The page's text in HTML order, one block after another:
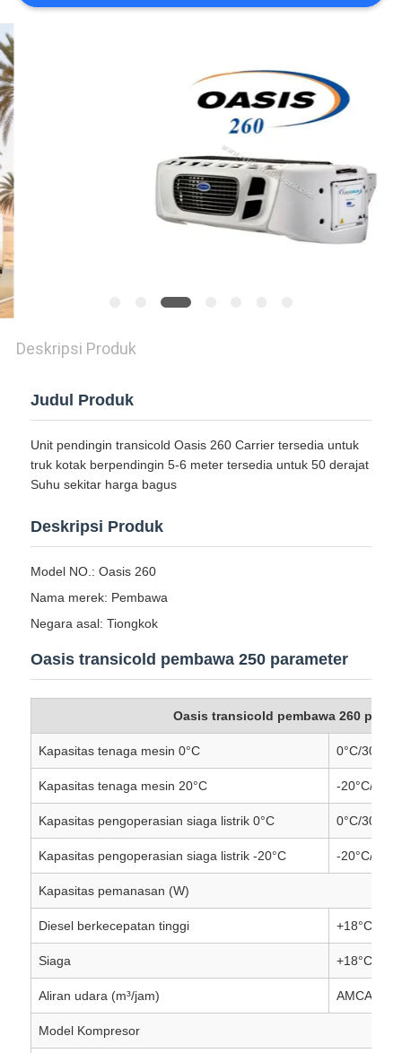
KEBIJAKAN
PRIVASI
Deskripsi Produk
Judul Produk
Unit pendingin transicold Oasis 260 Carrier tersedia untuk
truk kotak berpendingin 5-6 meter tersedia untuk 50 derajat
Suhu sekitar harga bagus
Deskripsi Produk
Model NO.: Oasis 260
Nama merek: Pembawa
Negara asal: Tiongkok
Oasis transicold pembawa 250 parameter
Oasis transicold pembawa 260
Kapasitas tenaga mesin 0°C 0°C/30°C
Kapasitas tenaga mesin 20°C -20°C/30°C
Kapasitas pengoperasian siaga listrik 0°C 0°C/30°C
Kapasitas pengoperasian siaga listrik -20°C -20°C/30°C
Kapasitas pemanasan (W)
Diesel berkecepatan tinggi +18°C/-
Siaga +18°C/-
Aliran udara (m³/jam) AMCA
Model Kompresor